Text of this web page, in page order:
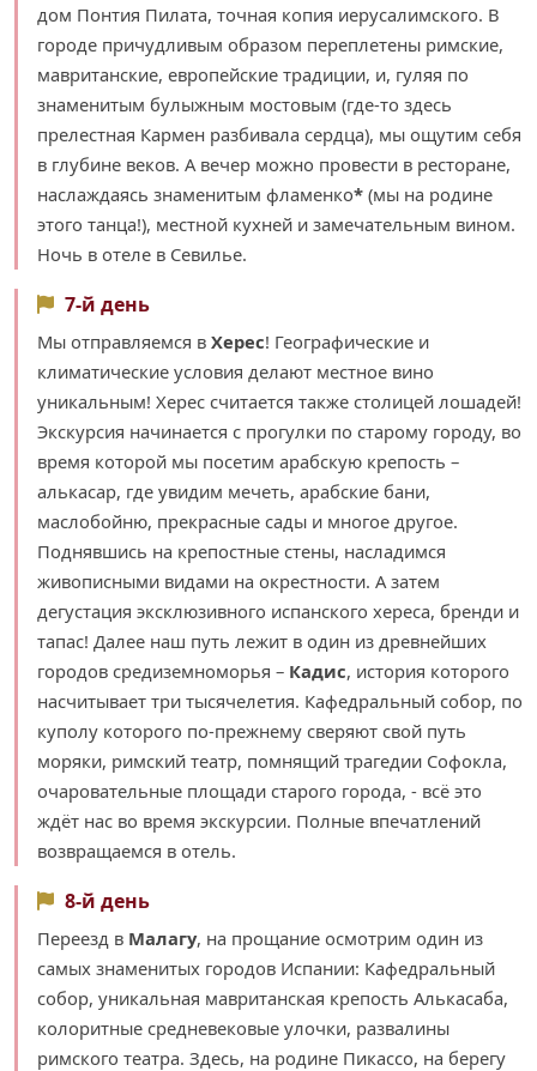
дом Понтия Пилата, точная копия иерусалимского. В
городе причудливым образом переплетены римские,
мавританские, европейские традиции, и, гуляя по
знаменитым булыжным мостовым (где-то здесь
прелестная Кармен разбивала сердца), мы ощутим себя
в глубине веков. А вечер можно провести в ресторане,
наслаждаясь знаменитым фламенко* (мы на родине
этого танца!), местной кухней и замечательным вином.
Ночь в отеле в Севилье.
7-й день
Мы отправляемся в Херес! Географические и
климатические условия делают местное вино
уникальным! Херес считается также столицей лошадей!
Экскурсия начинается с прогулки по старому городу, во
время которой мы посетим арабскую крепость –
алькасар, где увидим мечеть, арабские бани,
маслобойню, прекрасные сады и многое другое.
Поднявшись на крепостные стены, насладимся
живописными видами на окрестности. А затем
дегустация эксклюзивного испанского хереса, бренди и
тапас! Далее наш путь лежит в один из древнейших
городов средиземноморья – Кадис, история которого
насчитывает три тысячелетия. Кафедральный собор, по
куполу которого по-прежнему сверяют свой путь
моряки, римский театр, помнящий трагедии Софокла,
очаровательные площади старого города, - всё это
ждёт нас во время экскурсии. Полные впечатлений
возвращаемся в отель.
8-й день
Переезд в Малагу, на прощание осмотрим один из
самых знаменитых городов Испании: Кафедральный
собор, уникальная мавританская крепость Алькасаба,
колоритные средневековые улочки, развалины
римского театра. Здесь, на родине Пикассо, на берегу